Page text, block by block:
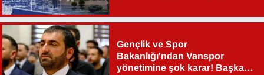
Gençlik ve Spor
Bakanlığı'ndan Vanspor
yönetimine şok karar! Başkan